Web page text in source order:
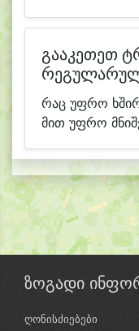
გააკეთეთ
რაც უფრო
მით უფრო
ზოგადი
ღონისძიებები